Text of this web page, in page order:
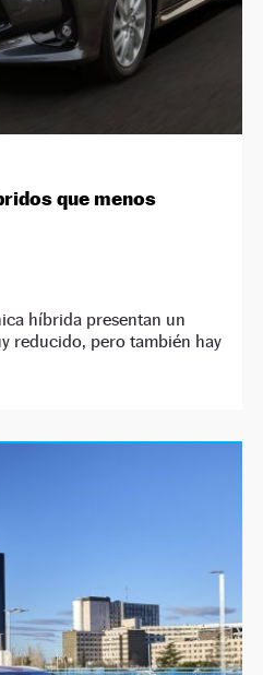
que menos
híbrida presentan un
reducido, pero también hay